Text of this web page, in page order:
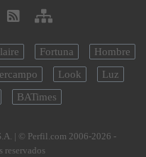
Fortuna
Hombre
Look
Luz
BATimes
| © Perfil.com 2006-2026 -
reservados